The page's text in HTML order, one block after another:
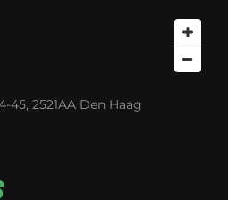
45, 2521AA Den Haag